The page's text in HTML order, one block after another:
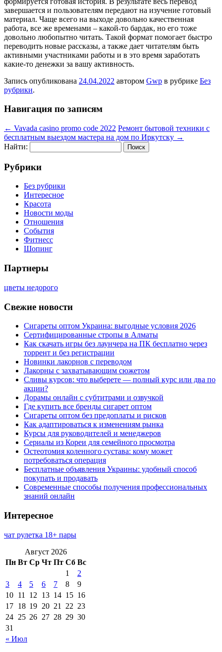
завершается и пользователям передают на изучение готовый
материал. Чаще всего на выходе довольно качественная
работа, все же временами – какой-то бардак, но его тоже
довольно любопытно читать. Такой формат помогает быстро
переводить новые рассказы, а также дает читателям быть
активными участниками работы и в это время заработать
какие-то денежки за вашу активность.
Запись опубликована 24.04.2022 автором Gwp в рубрике Без
рубрики.
Навигация по записям
← Vavada casino promo code 2022 Ремонт бытовой техники с
бесплатным выездом мастера на дом по Иркутску →
Найти:
Рубрики
Без рубрики
Интересное
Красота
Новости моды
Отношения
События
Фитнесс
Шопинг
Партнеры
цветы недорого
Свежие новости
Сигареты оптом Украина: выгодные условия 2026
Сертифицированные стропы в Алматы
Как скачать игры без лаунчера на ПК бесплатно через
торрент и без регистрации
Новинки лакорнов с переводом
Лакорны с захватывающим сюжетом
Сливы курсов: что выберете — полный курс или два по
акции?
Дорамы онлайн с субтитрами и озвучкой
Где купить все бренды сигарет оптом
Сигареты оптом без предоплаты и рисков
Как адаптироваться к изменениям рынка
Курсы для руководителей и менеджеров
Сериалы из Кореи для семейного просмотра
Остеотомия коленного сустава: кому может
потребоваться операция
Бесплатные объявления Украины: удобный способ
покупать и продавать
Современные способы получения профессиональных
знаний онлайн
Интересное
чат рулетка 18+ пары
Август 2026
Пн Вт Ср Чт Пт Сб Вс
« Июл
1
2
3
4 5 6 7 8
9
10 11 12 13 14 15 16
17 18 19 20 21 22 23
24 25 26 27 28 29 30
31